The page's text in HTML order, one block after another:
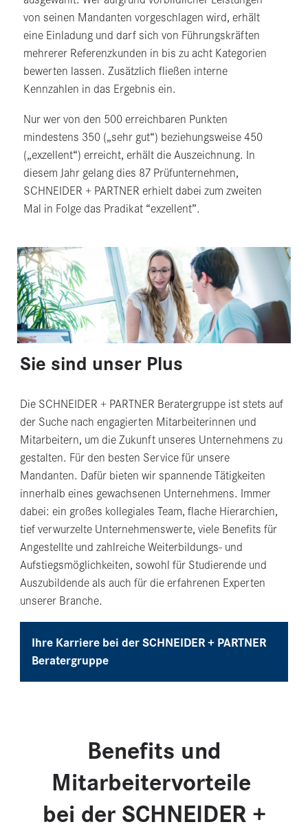
von seinen Mandanten vorgeschlagen wird, erhält
eine Einladung und darf sich von Führungskräften
mehrerer Referenzkunden in bis zu acht Kategorien
bewerten lassen. Zusätzlich fließen interne
Kennzahlen in das Ergebnis ein.
Nur wer von den 500 erreichbaren Punkten
mindestens 350 („sehr gut“) beziehungsweise 450
(„exzellent“) erreicht, erhält die Auszeichnung. In
diesem Jahr gelang dies 87 Prüfunternehmen,
SCHNEIDER + PARTNER erhielt dabei zum zweiten
Mal in Folge das Pradikat “exzellent”.
Sie sind unser Plus
Die SCHNEIDER + PARTNER Beratergruppe ist stets auf
der Suche nach engagierten Mitarbeiterinnen und
Mitarbeitern, um die Zukunft unseres Unternehmens zu
gestalten. Für den besten Service für unsere
Mandanten. Dafür bieten wir spannende Tätigkeiten
innerhalb eines gewachsenen Unternehmens. Immer
dabei: ein großes kollegiales Team, flache Hierarchien,
tief verwurzelte Unternehmenswerte, viele Benefits für
Angestellte und zahlreiche Weiterbildungs- und
Aufstiegsmöglichkeiten, sowohl für Studierende und
Auszubildende als auch für die erfahrenen Experten
unserer Branche.
Ihre Karriere bei der SCHNEIDER + PARTNER
Beratergruppe
Benefits und
Mitarbeitervorteile
bei der SCHNEIDER +